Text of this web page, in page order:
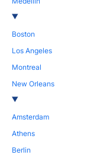
Boston
Los Angeles
Montreal
New Orleans
Amsterdam
Athens
Berlin